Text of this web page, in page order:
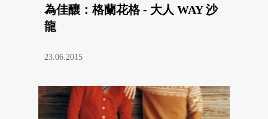
為佳釀：格蘭花格 - 大人 WAY 沙
龍
23.06.2015